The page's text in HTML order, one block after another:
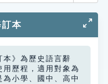
本
本》為歷史語言辭
歷程，適用對象為
小學、國中、高中